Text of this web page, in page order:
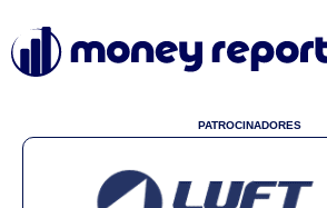
PATROCINADORES